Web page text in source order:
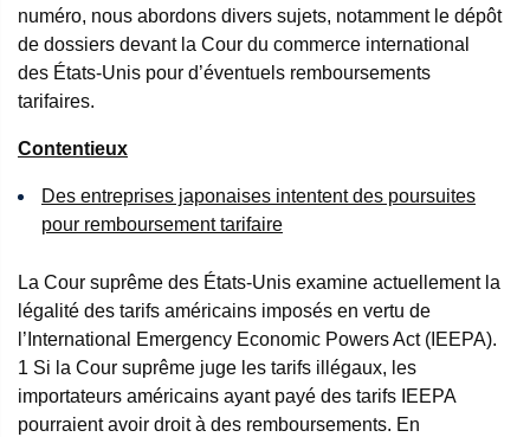
numéro, nous abordons divers sujets, notamment le dépôt
de dossiers devant la Cour du commerce international
des États-Unis pour d’éventuels remboursements
tarifaires.
Contentieux
Des entreprises japonaises intentent des poursuites
pour remboursement tarifaire
La Cour suprême des États-Unis examine actuellement la
légalité des tarifs américains imposés en vertu de
l’International Emergency Economic Powers Act (IEEPA).
1 Si la Cour suprême juge les tarifs illégaux, les
importateurs américains ayant payé des tarifs IEEPA
pourraient avoir droit à des remboursements. En